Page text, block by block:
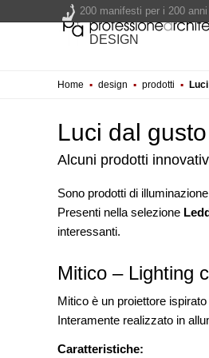
DESIGN
Home ▪ design ▪ prodotti ▪
Luci dal
Alcuni prodotti
Sono prodotti di
Presenti nella selezione
interessanti.
Mitico – Lighting
Mitico è un proiettore
Interamente realizzato in
Caratteristiche:
200 manifesti per i 200
La ricarica dei profumi